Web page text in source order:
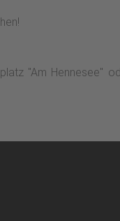
"Am Hennesee"